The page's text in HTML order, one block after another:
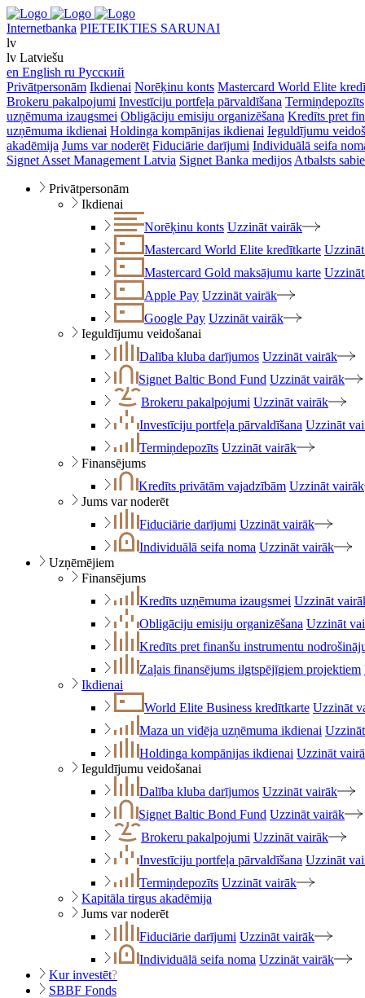
Internetbanka PIETEIKTIES SARUNAI
lv
lv Latviešu
en English ru Русский
Privātpersonām Ikdienai Norēķinu konts Mastercard World Elite
Brokeru pakalpojumi Investīciju portfeļa pārvaldīšana Termiņdepozīts
uzņēmuma izaugsmei Obligāciju emisiju organizēšana Kredīts pret
uzņēmuma ikdienai Holdinga kompānijas ikdienai Ieguldījumu
akadēmija Jums var noderēt Fiduciārie darījumi Individuālā seifa
Signet Asset Management Latvia Signet Banka medijos Atbalsts
Privātpersonām
Ikdienai
Norēķinu konts Uzzināt vairāk
Mastercard World Elite kredītkarte
Mastercard Gold maksājumu karte
Apple Pay Uzzināt vairāk
Google Pay Uzzināt vairāk
Ieguldījumu veidošanai
Dalība kluba darījumos Uzzināt vairāk
Signet Baltic Bond Fund Uzzināt vairāk
Brokeru pakalpojumi Uzzināt vairāk
Investīciju portfeļa pārvaldīšana Uzzināt
Termiņdepozīts Uzzināt vairāk
Finansējums
Kredīts privātām vajadzībām Uzzināt vairāk
Jums var noderēt
Fiduciārie darījumi Uzzināt vairāk
Individuālā seifa noma Uzzināt vairāk
Uzņēmējiem
Finansējums
Kredīts uzņēmuma izaugsmei Uzzināt
Obligāciju emisiju organizēšana Uzzināt
Kredīts pret finanšu instrumentu
Zaļais finansējums ilgtspējīgiem projektiem
Ikdienai
World Elite Business kredītkarte Uzzināt
Maza un vidēja uzņēmuma ikdienai
Holdinga kompānijas ikdienai Uzzināt
Ieguldījumu veidošanai
Dalība kluba darījumos Uzzināt vairāk
Signet Baltic Bond Fund Uzzināt vairāk
Brokeru pakalpojumi Uzzināt vairāk
Investīciju portfeļa pārvaldīšana Uzzināt
Termiņdepozīts Uzzināt vairāk
Kapitāla tirgus akadēmija
Jums var noderēt
Fiduciārie darījumi Uzzināt vairāk
Individuālā seifa noma Uzzināt vairāk
Kur investēt?
SBBF Fonds